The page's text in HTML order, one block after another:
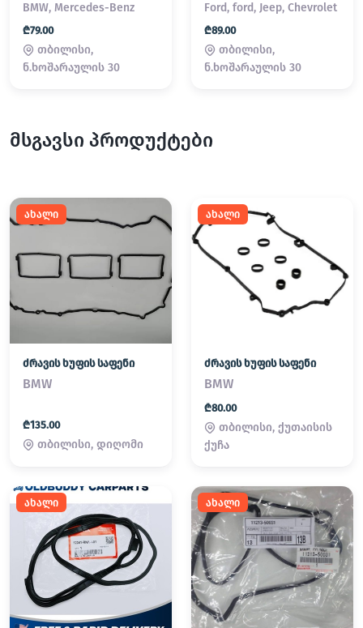
BMW, Mercedes-Benz
₾79.00
თბილისი,
ნ.ხოშარაულის 30
Ford, ford, Jeep, Chevrolet
₾89.00
თბილისი,
ნ.ხოშარაულის 30
მსგავსი პროდუქტები
ახალი
ძრავის ხუფის საფენი
BMW
₾135.00
თბილისი, დიღომი
ახალი
ძრავის ხუფის საფენი
BMW
₾80.00
თბილისი, ქუთაისის
ქუჩა
ახალი ახალი